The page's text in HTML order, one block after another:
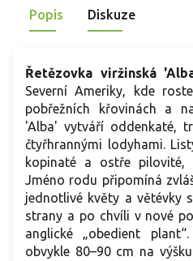
okrasnými travami, růžové tóny
Popis Diskuze
Řetězovka viržinská
Severní Ameriky, kde
pobřežních křovinách a
'Alba' vytváří oddenkaté,
čtyřhrannými lodyhami.
kopinaté a ostře pilovité,
Jméno rodu připomíná
jednotlivé květy a větévky
strany a po chvíli v nové
anglické „obedient
obvykle 80–90 cm na